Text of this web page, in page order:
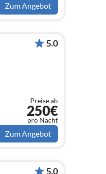
Zum Angebot
5.0
Preise ab
250€
pro Nacht
Zum Angebot
5.0